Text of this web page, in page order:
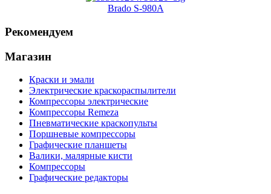
Brado S-980A
Рекомендуем
Магазин
Краски и эмали
Электрические краскораспылители
Компрессоры электрические
Компрессоры Remeza
Пневматические краскопульты
Поршневые компрессоры
Графические планшеты
Валики, малярные кисти
Компрессоры
Графические редакторы